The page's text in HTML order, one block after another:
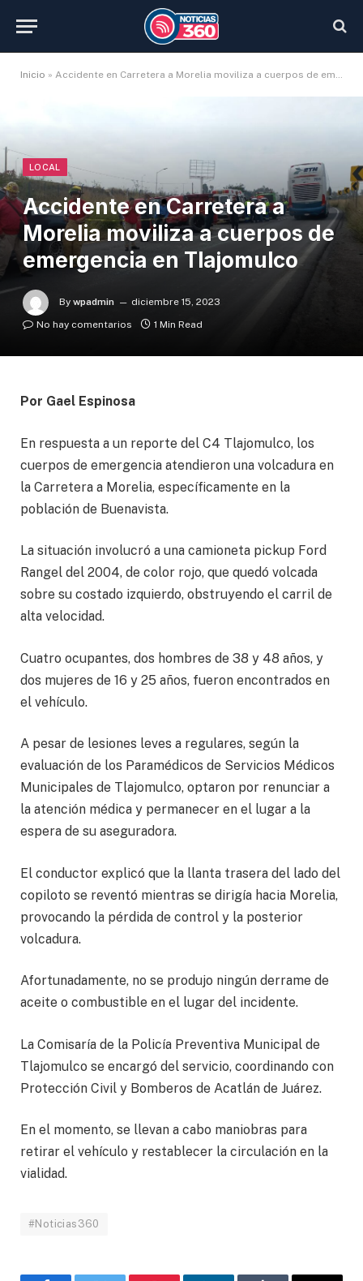
Inicio » Accidente en Carretera a Morelia moviliza a cuerpos de emergencia en Tlajomulco
LOCAL
Accidente en Carretera a
Morelia moviliza a cuerpos de
emergencia en Tlajomulco
By wpadmin
diciembre 15, 2023
No hay comentarios
1 Min Read
Por Gael Espinosa
En respuesta a un reporte del C4 Tlajomulco, los
cuerpos de emergencia atendieron una volcadura en
la Carretera a Morelia, específicamente en la
población de Buenavista.
La situación involucró a una camioneta pickup Ford
Rangel del 2004, de color rojo, que quedó volcada
sobre su costado izquierdo, obstruyendo el carril de
alta velocidad.
Cuatro ocupantes, dos hombres de 38 y 48 años, y
dos mujeres de 16 y 25 años, fueron encontrados en
el vehículo.
A pesar de lesiones leves a regulares, según la
evaluación de los Paramédicos de Servicios Médicos
Municipales de Tlajomulco, optaron por renunciar a
la atención médica y permanecer en el lugar a la
espera de su aseguradora.
El conductor explicó que la llanta trasera del lado del
copiloto se reventó mientras se dirigía hacia Morelia,
provocando la pérdida de control y la posterior
volcadura.
Afortunadamente, no se produjo ningún derrame de
aceite o combustible en el lugar del incidente.
La Comisaría de la Policía Preventiva Municipal de
Tlajomulco se encargó del servicio, coordinando con
Protección Civil y Bomberos de Acatlán de Juárez.
En el momento, se llevan a cabo maniobras para
retirar el vehículo y restablecer la circulación en la
vialidad.
#Noticias360